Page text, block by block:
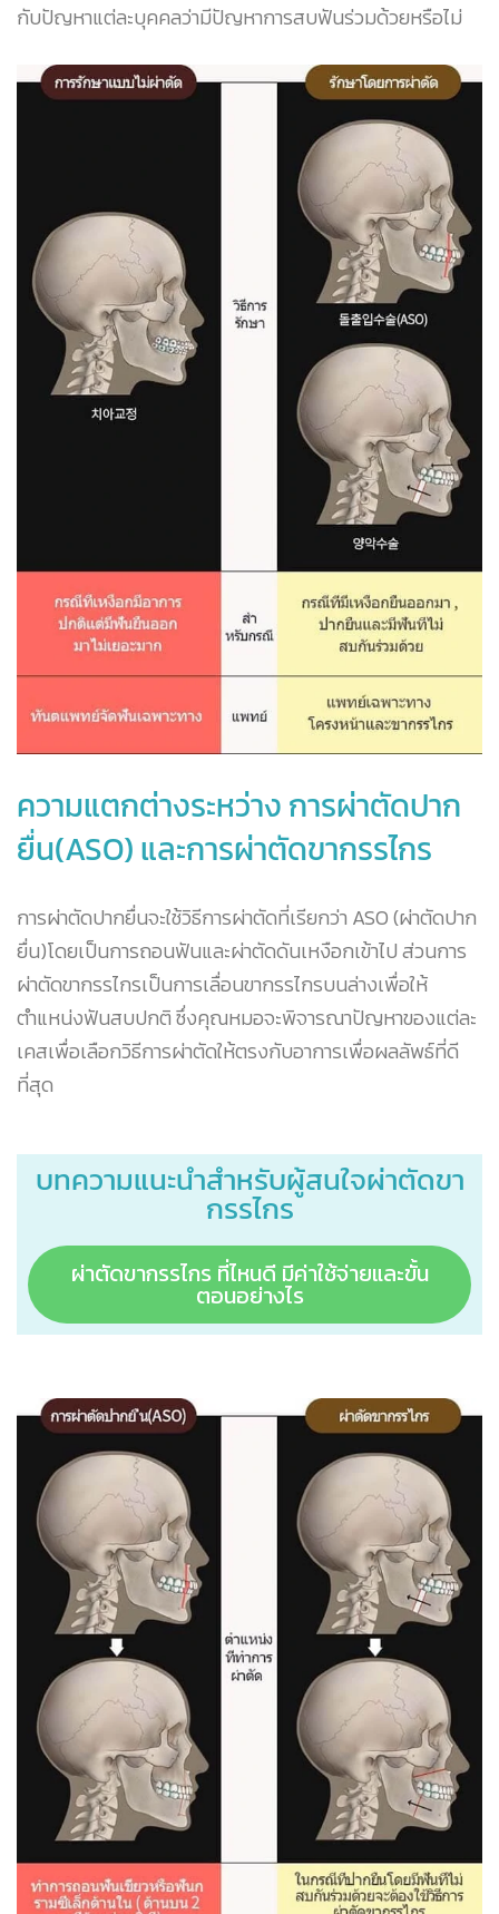
กับปัญหาแต่ละบุคคลว่ามีปัญหาการสบฟันร่วมด้วยหรือไม่
ความแตกต่างระหว่าง การผ่าตัดปาก
ยื่น(ASO) และการผ่าตัดขากรรไกร
การผ่าตัดปากยื่นจะใช้วิธีการผ่าตัดที่เรียกว่า ASO (ผ่าตัดปาก
ยื่น)โดยเป็นการถอนฟันและผ่าตัดดันเหงือกเข้าไป ส่วนการ
ผ่าตัดขากรรไกรเป็นการเลื่อนขากรรไกรบนล่างเพื่อให้
ตำแหน่งฟันสบปกติ ซึ่งคุณหมอจะพิจารณาปัญหาของแต่ละ
เคสเพื่อเลือกวิธีการผ่าตัดให้ตรงกับอาการเพื่อผลลัพธ์ที่ดี
ที่สุด
บทความแนะนำสำหรับผู้สนใจผ่าตัดขา
กรรไกร
ผ่าตัดขากรรไกร ที่ไหนดี มีค่าใช้จ่ายและขั้น
ตอนอย่างไร